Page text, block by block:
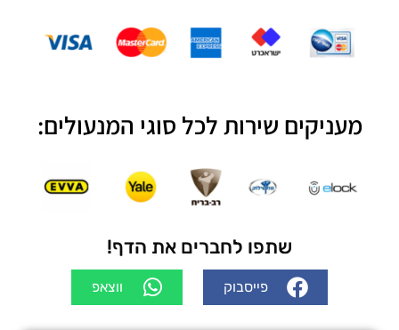
מעניקים שירות לכל סוגי המנעולים:
שתפו לחברים את הדף!
פייסבוק ווצאפ